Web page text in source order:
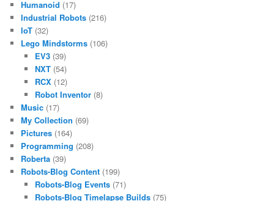
Humanoid (17)
Industrial Robots (216)
IoT (32)
Lego Mindstorms (106)
EV3(39)
NXT(54)
RCX(12)
Robot Inventor(8)
Music (17)
My Collection (69)
Pictures (164)
Programming (208)
Roberta (39)
Robots-Blog Content (199)
Robots-Blog Events(71)
Robots-Blog Timelapse Builds(75)